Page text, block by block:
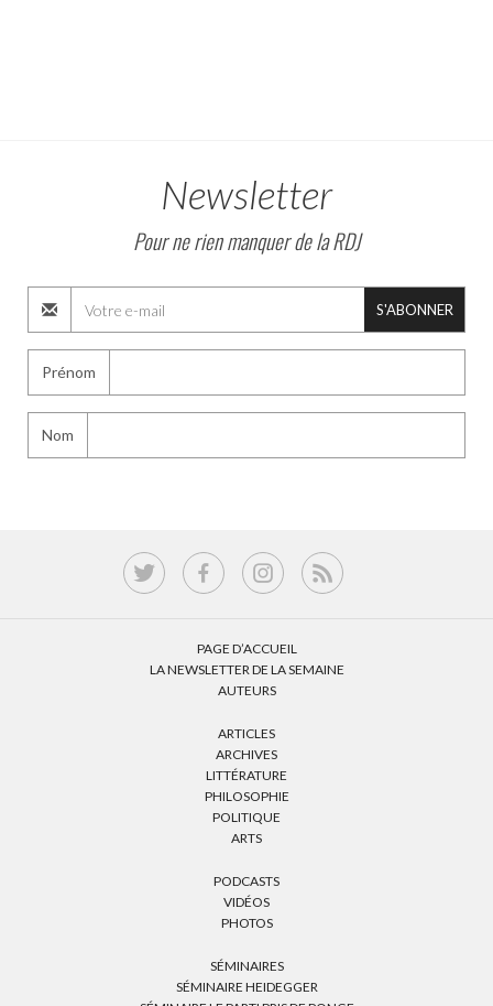
Newsletter
Pour ne rien manquer de la RDJ
S'ABONNER
Prénom
Nom
PAGE D’ACCUEIL
LA NEWSLETTER DE LA SEMAINE
AUTEURS
ARTICLES
ARCHIVES
LITTÉRATURE
PHILOSOPHIE
POLITIQUE
ARTS
PODCASTS
VIDÉOS
PHOTOS
SÉMINAIRES
SÉMINAIRE HEIDEGGER